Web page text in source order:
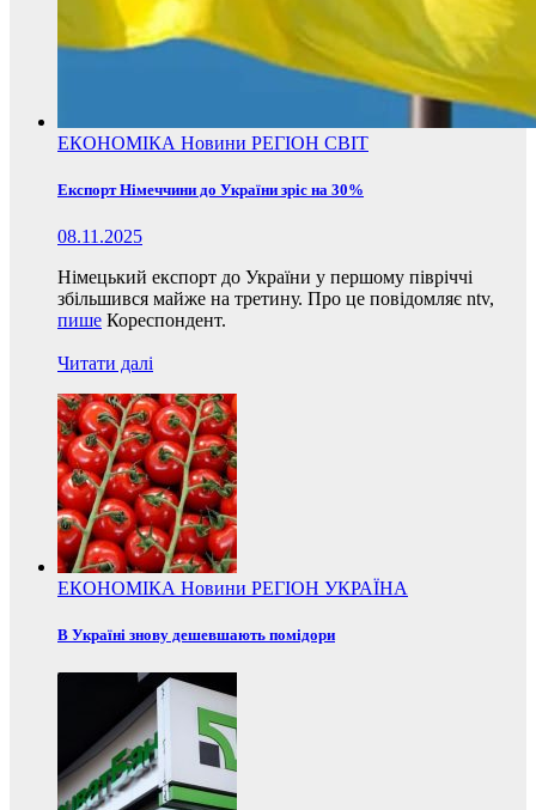
ЕКОНОМІКА Новини РЕГІОН СВІТ
Експорт Німеччини до України зріс на 30%
08.11.2025
Німецький експорт до України у першому півріччі
збільшився майже на третину. Про це повідомляє ntv,
пише Кореспондент.
Читати далі
ЕКОНОМІКА Новини РЕГІОН УКРАЇНА
В Україні знову дешевшають помідори